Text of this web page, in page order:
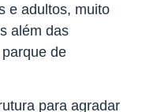
e adultos, muito
além das
de
para agradar